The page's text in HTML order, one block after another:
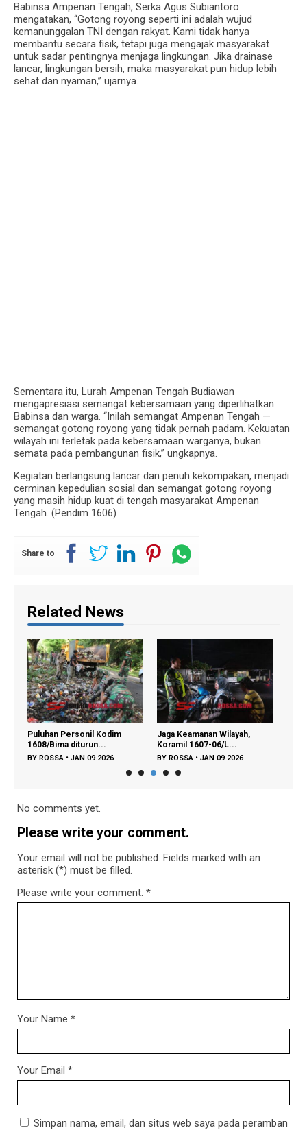
Babinsa Ampenan Tengah, Serka Agus Subiantoro
mengatakan, “Gotong royong seperti ini adalah wujud
kemanunggalan TNI dengan rakyat. Kami tidak hanya
membantu secara fisik, tetapi juga mengajak masyarakat
untuk sadar pentingnya menjaga lingkungan. Jika drainase
lancar, lingkungan bersih, maka masyarakat pun hidup lebih
sehat dan nyaman,” ujarnya.
Sementara itu, Lurah Ampenan Tengah Budiawan
mengapresiasi semangat kebersamaan yang diperlihatkan
Babinsa dan warga. “Inilah semangat Ampenan Tengah —
semangat gotong royong yang tidak pernah padam. Kekuatan
wilayah ini terletak pada kebersamaan warganya, bukan
semata pada pembangunan fisik,” ungkapnya.
Kegiatan berlangsung lancar dan penuh kekompakan, menjadi
cerminan kepedulian sosial dan semangat gotong royong
yang masih hidup kuat di tengah masyarakat Ampenan
Tengah. (Pendim 1606)
Share to
Related News
Jaga Keamanan Wilayah,
Koramil 1607-06/L...
BYROSSA •JAN 09 2026
‎Sinergi Babinsa dan Desa
Padesa Perku...
BYROSSA •JAN 09 2026
No comments yet.
Please write your comment.
Your email will not be published. Fields marked with an
asterisk (*) must be filled.
Please write your comment. *
Your Name *
Your Email *
Simpan nama, email, dan situs web saya pada peramban